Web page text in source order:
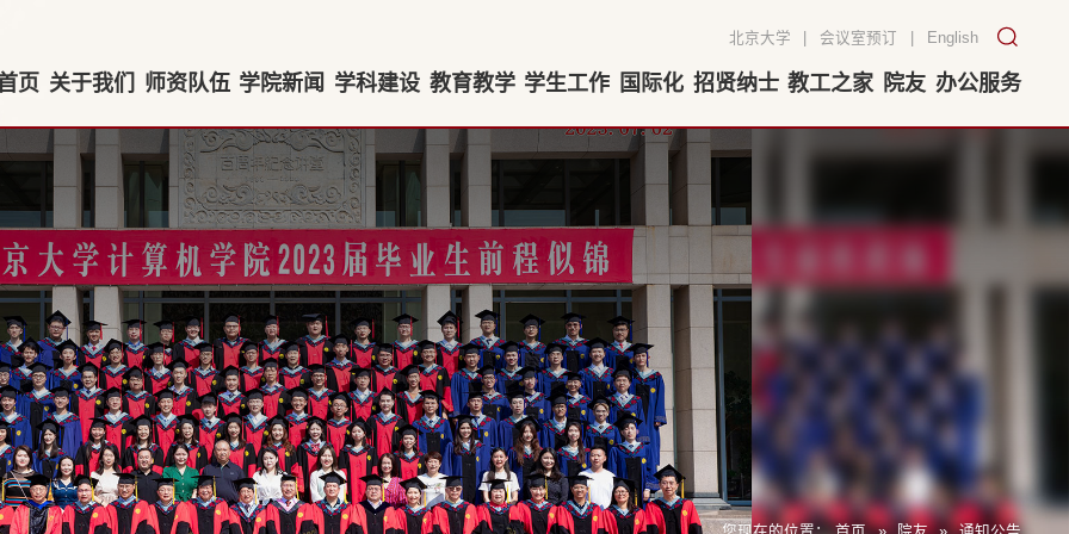
北京大学 会议室预订 English
页 关于我们 师资队伍 学院新闻 学科建设 教育教学 学生工作 国际化 招贤纳士 教工之家 院友 办公服务